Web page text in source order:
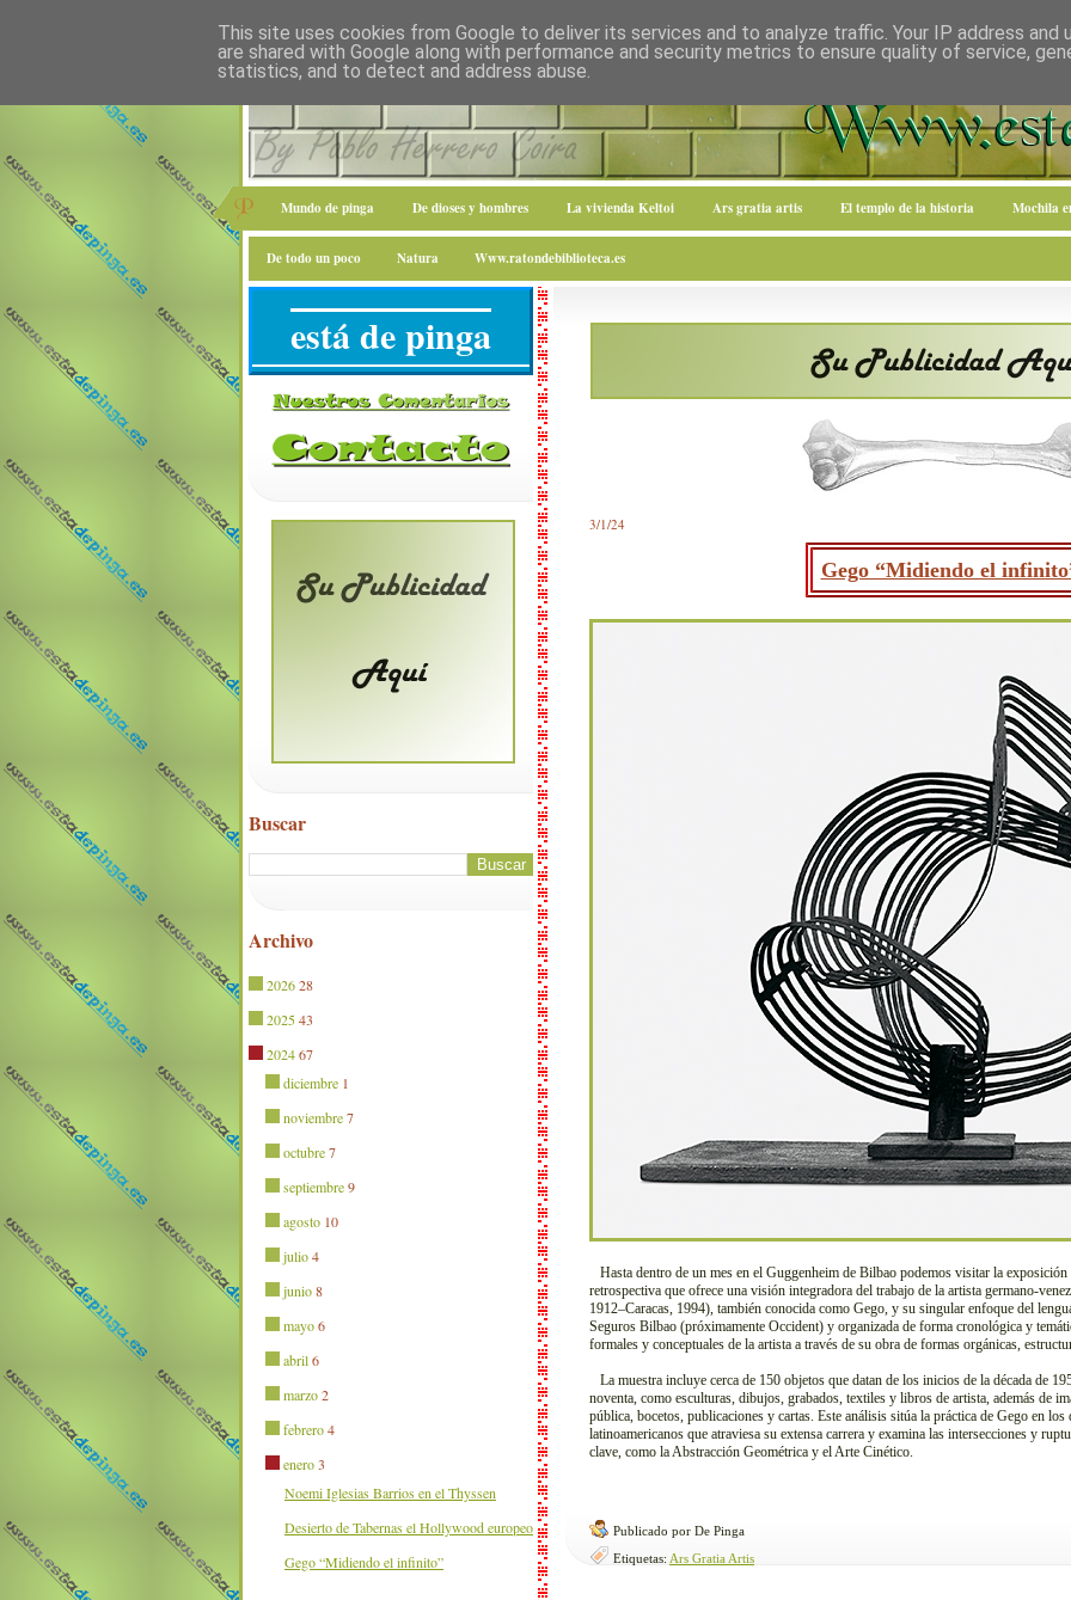
Mundo de pinga De dioses y hombres La vivienda Keltoi Ars gratia artis El templo de la historia Mochila
De todo un poco Natura Www.ratondebiblioteca.es
3/1/24
Gego “Midiendo el
Hasta dentro de un mes en el Guggenheim de Bilbao podemos visitar la
retrospectiva que ofrece una visión integradora del trabajo de la artista germano-
1912–Caracas, 1994), también conocida como Gego, y su singular enfoque del
Seguros Bilbao (próximamente Occident) y organizada de forma cronológica y
formales y conceptuales de la artista a través de su obra de formas orgánicas,
La muestra incluye cerca de 150 objetos que datan de los inicios de la década de
noventa, como esculturas, dibujos, grabados, textiles y libros de artista, además de
pública, bocetos, publicaciones y cartas. Este análisis sitúa la práctica de Gego en
latinoamericanos que atraviesa su extensa carrera y examina las intersecciones y
clave, como la Abstracción Geométrica y el Arte Cinético.
Publicado por De Pinga
Etiquetas: Ars Gratia Artis
está de pinga
Buscar
Archivo
202628
202543
202467
diciembre 1
noviembre 7
octubre 7
septiembre 9
agosto 10
julio 4
junio 8
mayo 6
abril 6
marzo 2
febrero 4
enero 3
Noemi Iglesias Barrios en el Thyssen
Desierto de Tabernas el Hollywood europeo
Gego “Midiendo el infinito”
This site uses cookies from Google to deliver its services and to analyze traffic. Your IP address and
are shared with Google along with performance and security metrics to ensure quality of service,
statistics, and to detect and address abuse.